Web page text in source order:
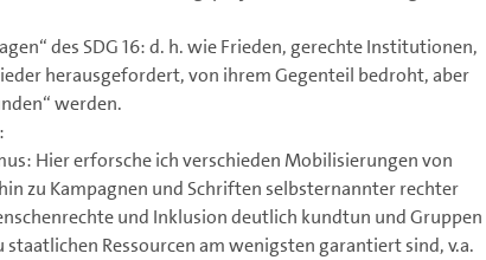
des SDG 16: d. h. wie Frieden, gerechte Institutionen,
herausgefordert, von ihrem Gegenteil bedroht, aber
werden.
Hier erforsche ich verschieden Mobilisierungen von
zu Kampagnen und Schriften selbsternannter rechter
und Inklusion deutlich kundtun und Gruppen
Ressourcen am wenigsten garantiert sind, v.a.